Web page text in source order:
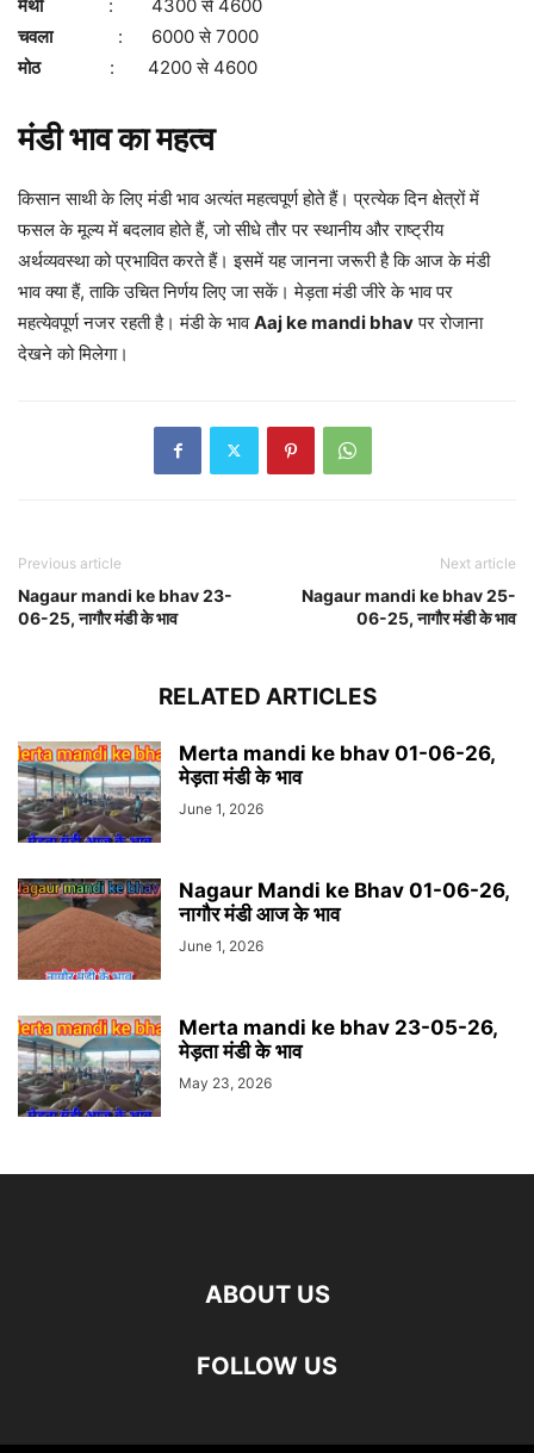
मेथी : 4300 से 4600
चवला : 6000 से 7000
मोठ
: 4200 से 4600
मंडी भाव का महत्व
किसान साथी के लिए मंडी भाव अत्यंत महत्वपूर्ण होते हैं। प्रत्येक दिन क्षेत्रों में
फसल के मूल्य में बदलाव होते हैं, जो सीधे तौर पर स्थानीय और राष्ट्रीय
अर्थव्यवस्था को प्रभावित करते हैं। इसमें यह जानना जरूरी है कि आज के मंडी
भाव क्या हैं, ताकि उचित निर्णय लिए जा सकें। मेड़ता मंडी जीरे के भाव पर
महत्येवपूर्ण नजर रहती है। मंडी के भावAaj ke mandi bhavपर रोजाना
देखने को मिलेगा।
Previous article
Nagaur mandi ke bhav 23-
06-25, नागौर मंडी के भाव
Next article
Nagaur mandi ke bhav 25-
06-25, नागौर मंडी के भाव
RELATED ARTICLES
Merta mandi ke bhav 01-06-26,
मेड़ता मंडी के भाव
June 1, 2026
Nagaur Mandi ke Bhav 01-06-26,
नागौर मंडी आज के भाव
June 1, 2026
Merta mandi ke bhav 23-05-26,
मेड़ता मंडी के भाव
May 23, 2026
ABOUT US
FOLLOW US